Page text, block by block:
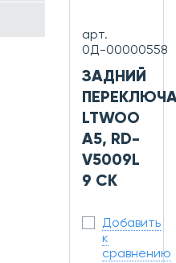
арт.
0Д-00000558
ЗАДНИЙ
LTWOO
A5, RD-
V5009L
9 СК
Добавить
к
сравнению